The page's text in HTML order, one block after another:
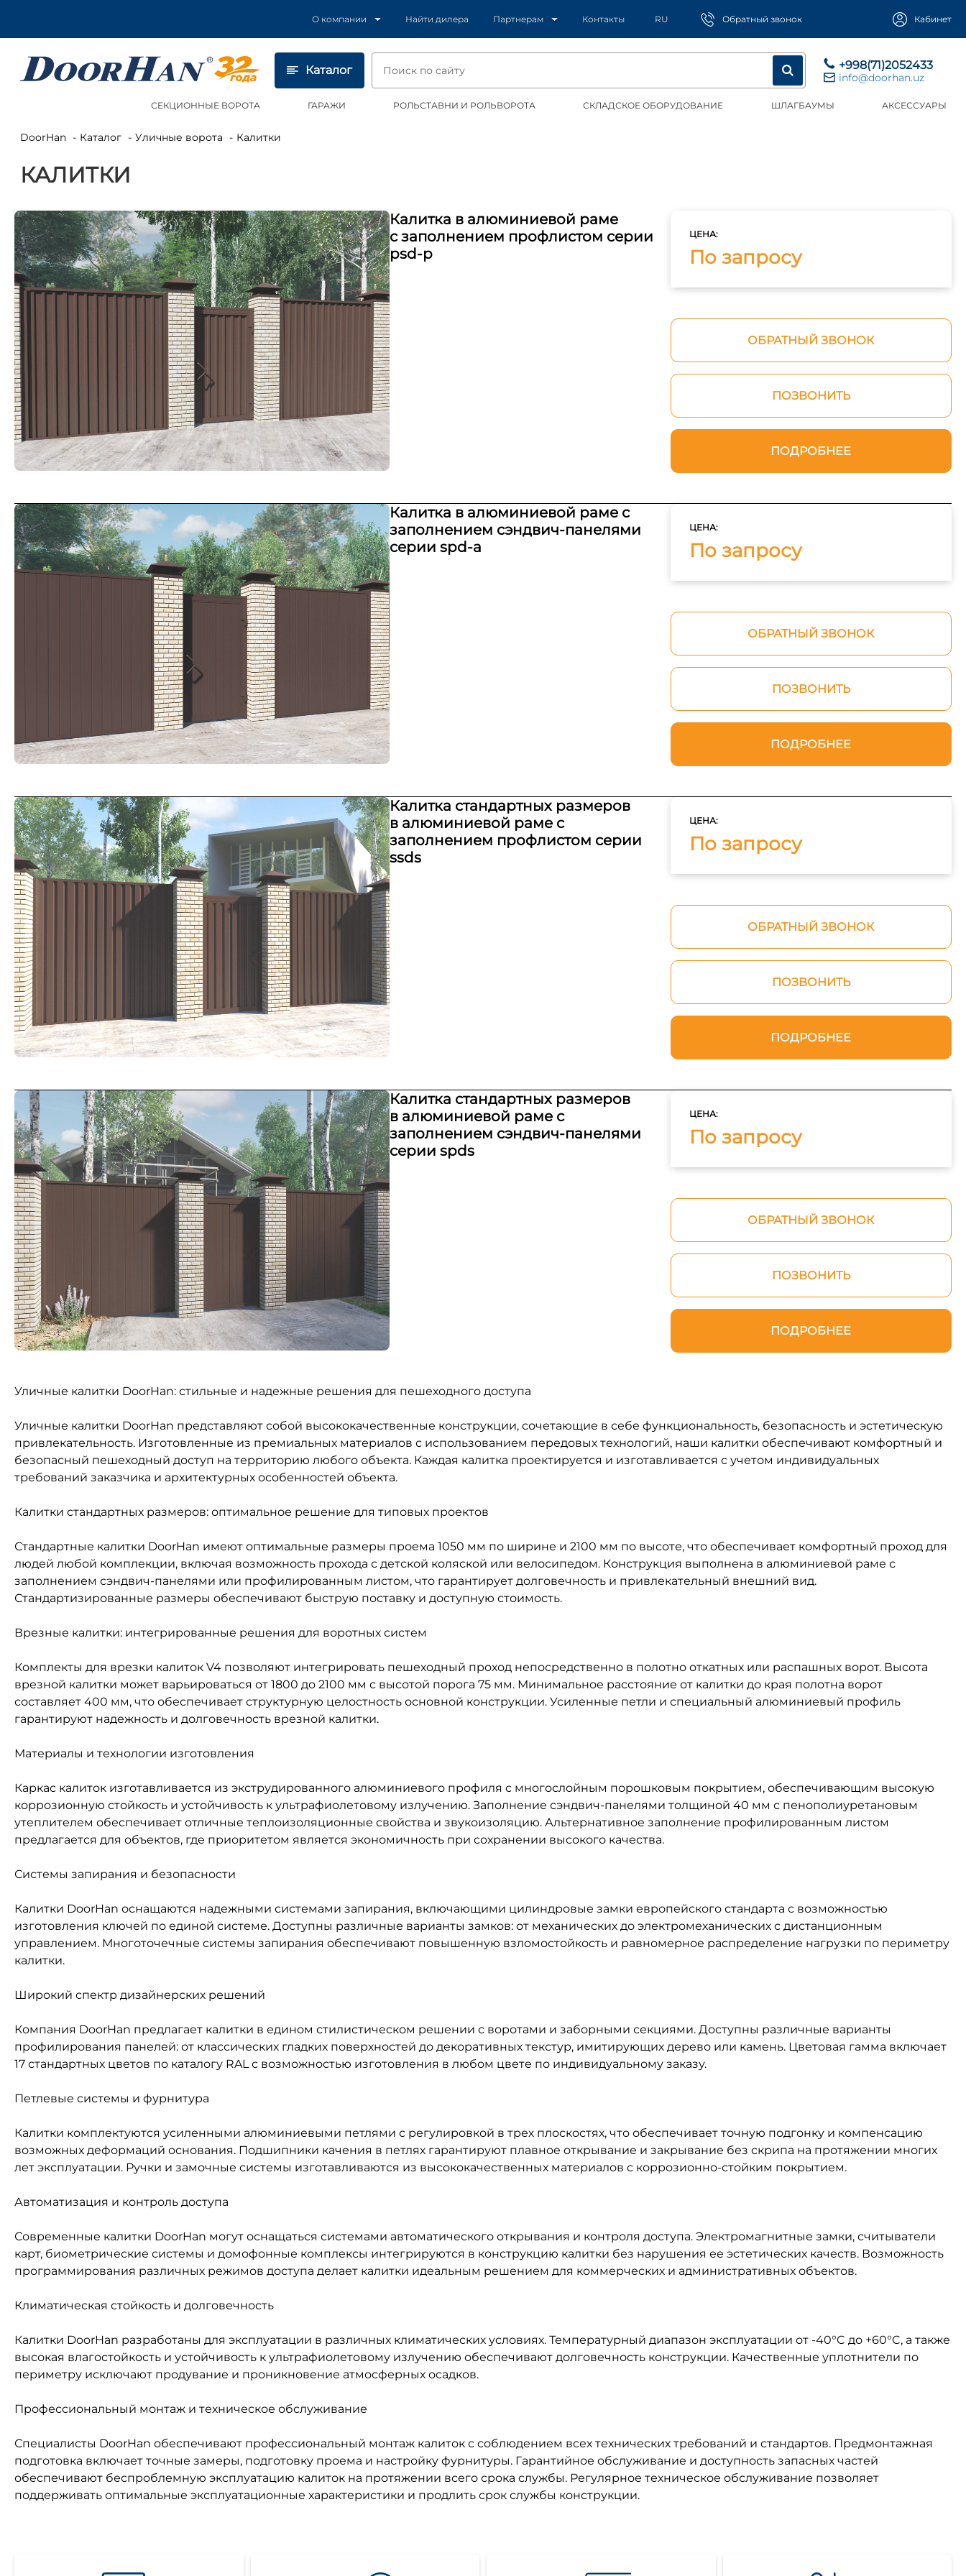
О компании Найти дилера Партнерам Контакты RU Обратный звонок Кабинет
Каталог +998(71)2052433
info@doorhan.uz
СЕКЦИОННЫЕ ВОРОТА ГАРАЖИ РОЛЬСТАВНИ И РОЛЬВОРОТА СКЛАДСКОЕ ОБОРУДОВАНИЕ ШЛАГБАУМЫ АКСЕССУАРЫ
DoorHan Каталог Уличные ворота Калитки
КАЛИТКИ
Калитка в алюминиевой раме
с заполнением профлистом серии
psd-p
ЦЕНА:
По запросу
ОБРАТНЫЙ ЗВОНОК
ПОЗВОНИТЬ
ПОДРОБНЕЕ
Калитка в алюминиевой раме с
заполнением сэндвич-панелями
серии spd-a
ЦЕНА:
По запросу
ОБРАТНЫЙ ЗВОНОК
ПОЗВОНИТЬ
ПОДРОБНЕЕ
Калитка стандартных размеров
в алюминиевой раме с
заполнением профлистом серии
ssds
ЦЕНА:
По запросу
ОБРАТНЫЙ ЗВОНОК
ПОЗВОНИТЬ
ПОДРОБНЕЕ
Калитка стандартных размеров
в алюминиевой раме с
заполнением сэндвич-панелями
серии spds
ЦЕНА:
По запросу
ОБРАТНЫЙ ЗВОНОК
ПОЗВОНИТЬ
ПОДРОБНЕЕ
Уличные калитки DoorHan: стильные и надежные решения для пешеходного доступа
Уличные калитки DoorHan представляют собой высококачественные конструкции, сочетающие в себе функциональность, безопасность и эстетическую
привлекательность. Изготовленные из премиальных материалов с использованием передовых технологий, наши калитки обеспечивают комфортный и
безопасный пешеходный доступ на территорию любого объекта. Каждая калитка проектируется и изготавливается с учетом индивидуальных
требований заказчика и архитектурных особенностей объекта.
Калитки стандартных размеров: оптимальное решение для типовых проектов
Стандартные калитки DoorHan имеют оптимальные размеры проема 1050 мм по ширине и 2100 мм по высоте, что обеспечивает комфортный проход для
людей любой комплекции, включая возможность прохода с детской коляской или велосипедом. Конструкция выполнена в алюминиевой раме с
заполнением сэндвич-панелями или профилированным листом, что гарантирует долговечность и привлекательный внешний вид.
Стандартизированные размеры обеспечивают быструю поставку и доступную стоимость.
Врезные калитки: интегрированные решения для воротных систем
Комплекты для врезки калиток V4 позволяют интегрировать пешеходный проход непосредственно в полотно откатных или распашных ворот. Высота
врезной калитки может варьироваться от 1800 до 2100 мм с высотой порога 75 мм. Минимальное расстояние от калитки до края полотна ворот
составляет 400 мм, что обеспечивает структурную целостность основной конструкции. Усиленные петли и специальный алюминиевый профиль
гарантируют надежность и долговечность врезной калитки.
Материалы и технологии изготовления
Каркас калиток изготавливается из экструдированного алюминиевого профиля с многослойным порошковым покрытием, обеспечивающим высокую
коррозионную стойкость и устойчивость к ультрафиолетовому излучению. Заполнение сэндвич-панелями толщиной 40 мм с пенополиуретановым
утеплителем обеспечивает отличные теплоизоляционные свойства и звукоизоляцию. Альтернативное заполнение профилированным листом
предлагается для объектов, где приоритетом является экономичность при сохранении высокого качества.
Системы запирания и безопасности
Калитки DoorHan оснащаются надежными системами запирания, включающими цилиндровые замки европейского стандарта с возможностью
изготовления ключей по единой системе. Доступны различные варианты замков: от механических до электромеханических с дистанционным
управлением. Многоточечные системы запирания обеспечивают повышенную взломостойкость и равномерное распределение нагрузки по периметру
калитки.
Широкий спектр дизайнерских решений
Компания DoorHan предлагает калитки в едином стилистическом решении с воротами и заборными секциями. Доступны различные варианты
профилирования панелей: от классических гладких поверхностей до декоративных текстур, имитирующих дерево или камень. Цветовая гамма включает
17 стандартных цветов по каталогу RAL с возможностью изготовления в любом цвете по индивидуальному заказу.
Петлевые системы и фурнитура
Калитки комплектуются усиленными алюминиевыми петлями с регулировкой в трех плоскостях, что обеспечивает точную подгонку и компенсацию
возможных деформаций основания. Подшипники качения в петлях гарантируют плавное открывание и закрывание без скрипа на протяжении многих
лет эксплуатации. Ручки и замочные системы изготавливаются из высококачественных материалов с коррозионно-стойким покрытием.
Автоматизация и контроль доступа
Современные калитки DoorHan могут оснащаться системами автоматического открывания и контроля доступа. Электромагнитные замки, считыватели
карт, биометрические системы и домофонные комплексы интегрируются в конструкцию калитки без нарушения ее эстетических качеств. Возможность
программирования различных режимов доступа делает калитки идеальным решением для коммерческих и административных объектов.
Климатическая стойкость и долговечность
Калитки DoorHan разработаны для эксплуатации в различных климатических условиях. Температурный диапазон эксплуатации от -40°C до +60°C, а также
высокая влагостойкость и устойчивость к ультрафиолетовому излучению обеспечивают долговечность конструкции. Качественные уплотнители по
периметру исключают продувание и проникновение атмосферных осадков.
Профессиональный монтаж и техническое обслуживание
Специалисты DoorHan обеспечивают профессиональный монтаж калиток с соблюдением всех технических требований и стандартов. Предмонтажная
подготовка включает точные замеры, подготовку проема и настройку фурнитуры. Гарантийное обслуживание и доступность запасных частей
обеспечивают беспроблемную эксплуатацию калиток на протяжении всего срока службы. Регулярное техническое обслуживание позволяет
поддерживать оптимальные эксплуатационные характеристики и продлить срок службы конструкции.